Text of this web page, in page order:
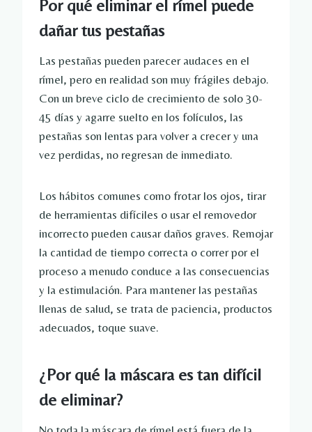
Por qué eliminar el rímel puede
dañar tus pestañas
Las pestañas pueden parecer audaces en el
rímel, pero en realidad son muy frágiles debajo.
Con un breve ciclo de crecimiento de solo 30-
45 días y agarre suelto en los folículos, las
pestañas son lentas para volver a crecer y una
vez perdidas, no regresan de inmediato.
Los hábitos comunes como frotar los ojos, tirar
de herramientas difíciles o usar el removedor
incorrecto pueden causar daños graves. Remojar
la cantidad de tiempo correcta o correr por el
proceso a menudo conduce a las consecuencias
y la estimulación. Para mantener las pestañas
llenas de salud, se trata de paciencia, productos
adecuados, toque suave.
¿Por qué la máscara es tan difícil
de eliminar?